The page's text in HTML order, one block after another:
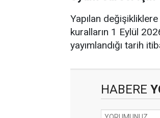
Yapılan
kuralların 1 Eylül
yayımlandığı tarih
HABERE